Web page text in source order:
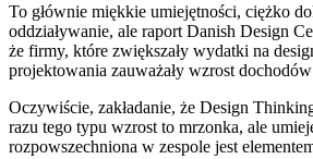
To głównie miękkie umiejętności, ciężko
oddziaływanie, ale raport Danish Design
że firmy, które zwiększały wydatki na
projektowania zauważały wzrost
Oczywiście, zakładanie, że Design
razu tego typu wzrost to mrzonka, ale
rozpowszechniona w zespole jest